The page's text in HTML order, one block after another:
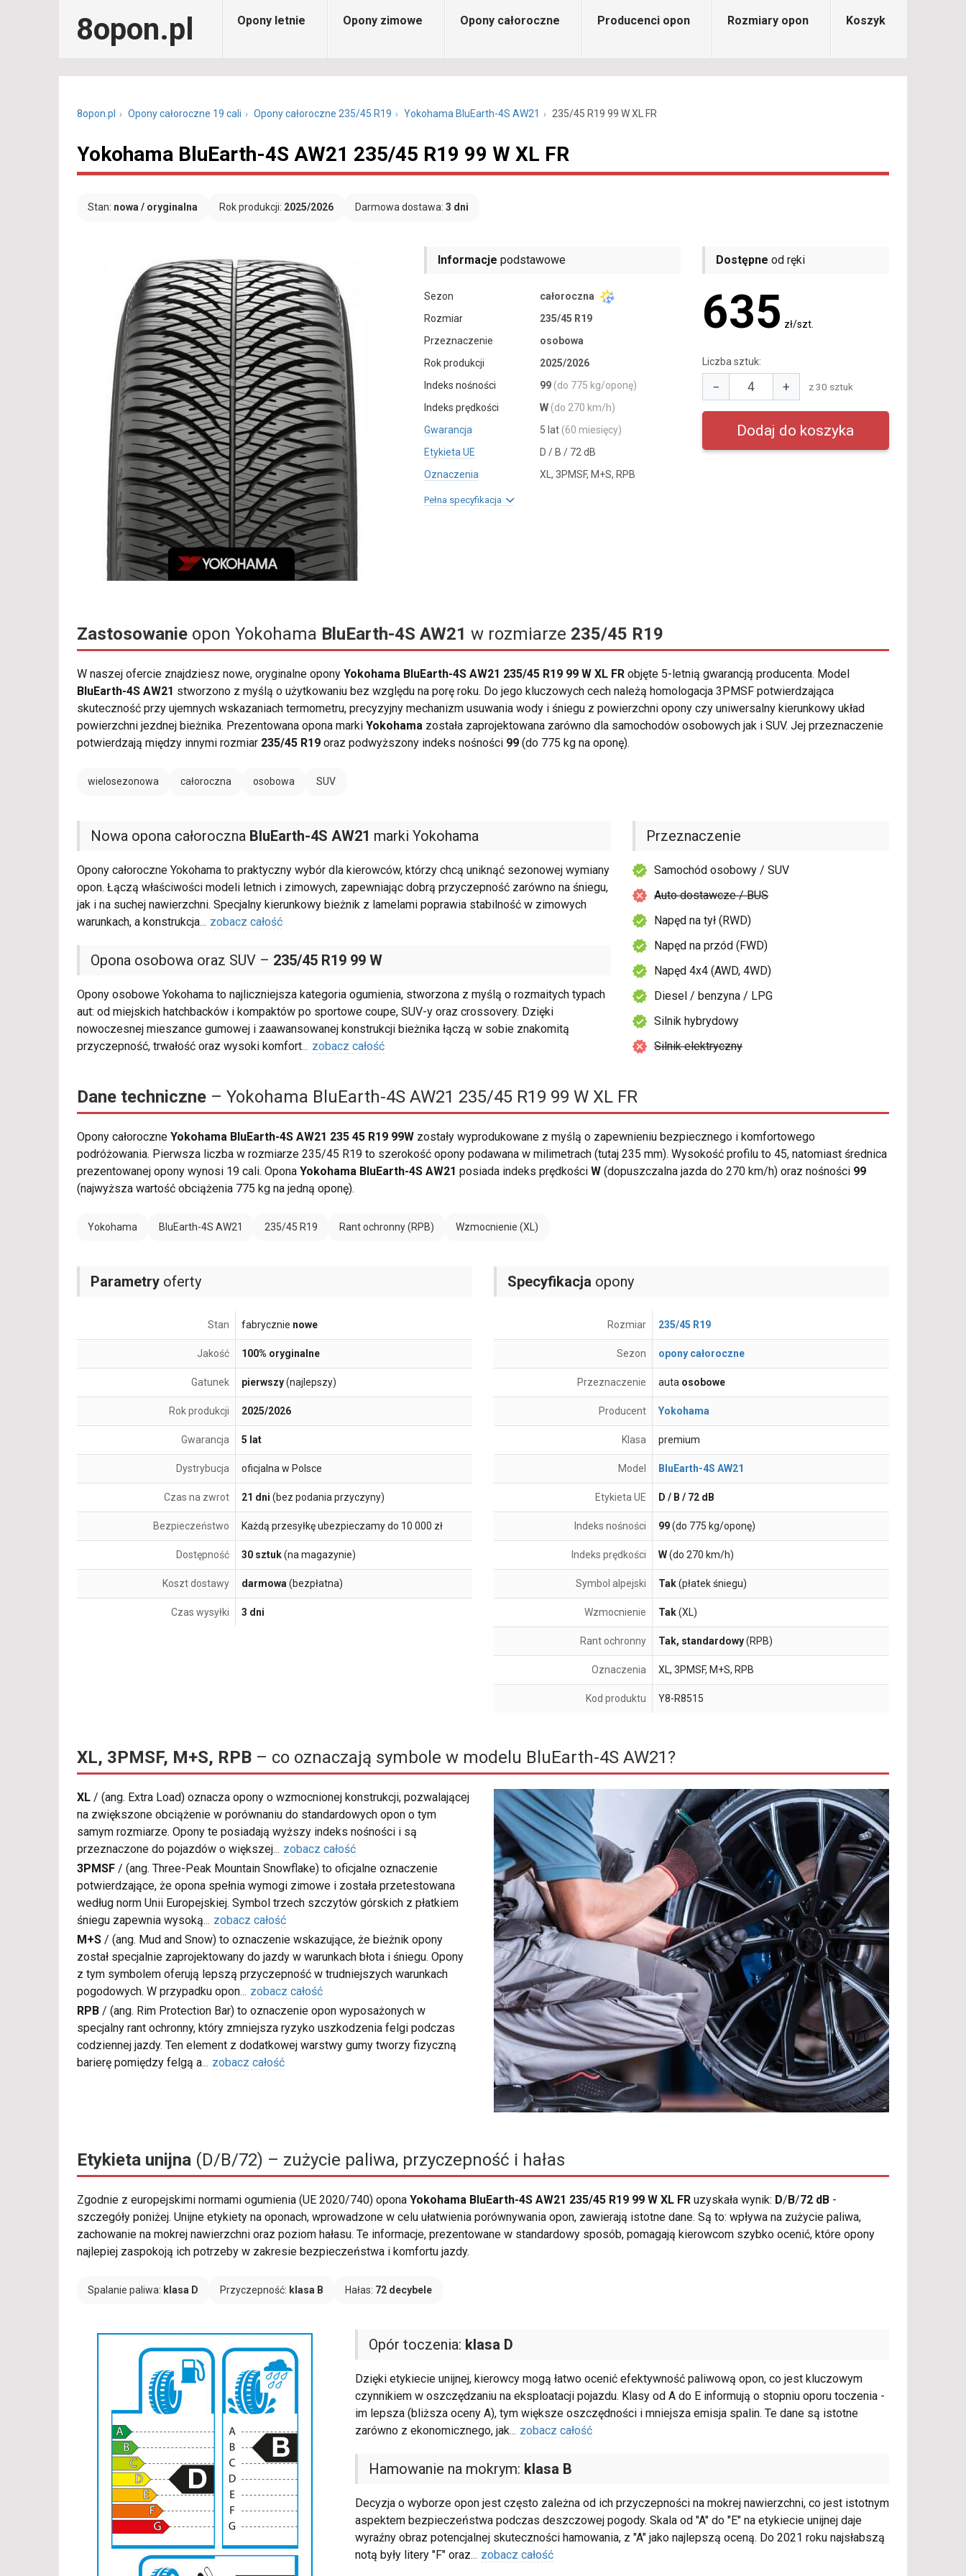
8opon.pl Opony letnie Opony zimowe Opony całoroczne Producenci opon Rozmiary opon Koszyk
8opon.pl Opony całoroczne 19 cali Opony całoroczne 235/45 R19 Yokohama BluEarth-4S AW21 235/45 R19 99 W XL FR
Yokohama BluEarth-4S AW21 235/45 R19 99 W XL FR
Stan: nowa / oryginalna Rok produkcji: 2025/2026 Darmowa dostawa: 3 dni
Informacje podstawowe
Sezon
całoroczna
Rozmiar
235/45 R19
Przeznaczenie
osobowa
Rok produkcji
2025/2026
Indeks nośności
99 (do 775 kg/oponę)
Indeks prędkości
W (do 270 km/h)
Gwarancja
5 lat (60 miesięcy)
Etykieta UE
D / B / 72 dB
Oznaczenia
XL, 3PMSF, M+S, RPB
Pełna specyfikacja
Dostępne od ręki
635 zł/szt.
Liczba sztuk:
− + z 30 sztuk
Zastosowanie opon Yokohama BluEarth-4S AW21 w rozmiarze 235/45 R19
W naszej ofercie znajdziesz nowe, oryginalne opony Yokohama BluEarth-4S AW21 235/45 R19 99 W XL FR objęte 5-letnią gwarancją producenta. Model
BluEarth-4S AW21 stworzono z myślą o użytkowaniu bez względu na porę roku. Do jego kluczowych cech należą homologacja 3PMSF potwierdzająca
skuteczność przy ujemnych wskazaniach termometru, precyzyjny mechanizm usuwania wody i śniegu z powierzchni opony czy uniwersalny kierunkowy układ
powierzchni jezdnej bieżnika. Prezentowana opona marki Yokohama została zaprojektowana zarówno dla samochodów osobowych jak i SUV. Jej przeznaczenie
potwierdzają między innymi rozmiar 235/45 R19 oraz podwyższony indeks nośności 99 (do 775 kg na oponę).
wielosezonowa całoroczna osobowa SUV
Nowa opona całoroczna BluEarth-4S AW21 marki Yokohama
Opony całoroczne Yokohama to praktyczny wybór dla kierowców, którzy chcą uniknąć sezonowej wymiany
opon. Łączą właściwości modeli letnich i zimowych, zapewniając dobrą przyczepność zarówno na śniegu,
jak i na suchej nawierzchni. Specjalny kierunkowy bieżnik z lamelami poprawia stabilność w zimowych
warunkach, a konstrukcja... zobacz całość
Opona osobowa oraz SUV – 235/45 R19 99 W
Opony osobowe Yokohama to najliczniejsza kategoria ogumienia, stworzona z myślą o rozmaitych typach
aut: od miejskich hatchbacków i kompaktów po sportowe coupe, SUV-y oraz crossovery. Dzięki
nowoczesnej mieszance gumowej i zaawansowanej konstrukcji bieżnika łączą w sobie znakomitą
przyczepność, trwałość oraz wysoki komfort... zobacz całość
Przeznaczenie
Samochód osobowy / SUV
Auto dostawcze / BUS
Napęd na tył (RWD)
Napęd na przód (FWD)
Napęd 4x4 (AWD, 4WD)
Diesel / benzyna / LPG
Silnik hybrydowy
Silnik elektryczny
Dane techniczne – Yokohama BluEarth-4S AW21 235/45 R19 99 W XL FR
Opony całoroczne Yokohama BluEarth-4S AW21 235 45 R19 99W zostały wyprodukowane z myślą o zapewnieniu bezpiecznego i komfortowego
podróżowania. Pierwsza liczba w rozmiarze 235/45 R19 to szerokość opony podawana w milimetrach (tutaj 235 mm). Wysokość profilu to 45, natomiast średnica
prezentowanej opony wynosi 19 cali. Opona Yokohama BluEarth-4S AW21 posiada indeks prędkości W (dopuszczalna jazda do 270 km/h) oraz nośności 99
(najwyższa wartość obciążenia 775 kg na jedną oponę).
Yokohama BluEarth-4S AW21 235/45 R19 Rant ochronny (RPB) Wzmocnienie (XL)
Parametry oferty
Stan fabrycznie nowe
Jakość 100% oryginalne
Gatunek pierwszy(najlepszy)
Rok produkcji 2025/2026
Gwarancja 5 lat
Dystrybucja oficjalna w Polsce
Czas na zwrot 21 dni (bez podania przyczyny)
Bezpieczeństwo Każdą przesyłkę ubezpieczamy do 10 000 zł
Dostępność 30 sztuk(na magazynie)
Koszt dostawy darmowa(bezpłatna)
Czas wysyłki 3 dni
Specyfikacja opony
Rozmiar 235/45 R19
Sezon opony całoroczne
Przeznaczenie auta osobowe
Producent Yokohama
Klasa premium
Model BluEarth-4S AW21
Etykieta UE D / B / 72 dB
Indeks nośności 99(do 775 kg/oponę)
Indeks prędkości W(do 270 km/h)
Symbol alpejski Tak(płatek śniegu)
Wzmocnienie Tak(XL)
Rant ochronny Tak, standardowy(RPB)
Oznaczenia XL, 3PMSF, M+S, RPB
Kod produktu Y8-R8515
XL, 3PMSF, M+S, RPB – co oznaczają symbole w modelu BluEarth-4S AW21?
XL / (ang. Extra Load) oznacza opony o wzmocnionej konstrukcji, pozwalającej
na zwiększone obciążenie w porównaniu do standardowych opon o tym
samym rozmiarze. Opony te posiadają wyższy indeks nośności i są
przeznaczone do pojazdów o większej... zobacz całość
3PMSF / (ang. Three-Peak Mountain Snowflake) to oficjalne oznaczenie
potwierdzające, że opona spełnia wymogi zimowe i została przetestowana
według norm Unii Europejskiej. Symbol trzech szczytów górskich z płatkiem
śniegu zapewnia wysoką... zobacz całość
M+S / (ang. Mud and Snow) to oznaczenie wskazujące, że bieżnik opony
został specjalnie zaprojektowany do jazdy w warunkach błota i śniegu. Opony
z tym symbolem oferują lepszą przyczepność w trudniejszych warunkach
pogodowych. W przypadku opon... zobacz całość
RPB / (ang. Rim Protection Bar) to oznaczenie opon wyposażonych w
specjalny rant ochronny, który zmniejsza ryzyko uszkodzenia felgi podczas
codziennej jazdy. Ten element z dodatkowej warstwy gumy tworzy fizyczną
barierę pomiędzy felgą a... zobacz całość
Etykieta unijna (D/B/72) – zużycie paliwa, przyczepność i hałas
Zgodnie z europejskimi normami ogumienia (UE 2020/740) opona Yokohama BluEarth-4S AW21 235/45 R19 99 W XL FR uzyskała wynik: D/ B/72 dB -
szczegóły poniżej. Unijne etykiety na oponach, wprowadzone w celu ułatwienia porównywania opon, zawierają istotne dane. Są to: wpływa na zużycie paliwa,
zachowanie na mokrej nawierzchni oraz poziom hałasu. Te informacje, prezentowane w standardowy sposób, pomagają kierowcom szybko ocenić, które opony
najlepiej zaspokoją ich potrzeby w zakresie bezpieczeństwa i komfortu jazdy.
Spalanie paliwa: klasa D Przyczepność: klasa B Hałas: 72 decybele
Opór toczenia: klasa D
Dzięki etykiecie unijnej, kierowcy mogą łatwo ocenić efektywność paliwową opon, co jest kluczowym
czynnikiem w oszczędzaniu na eksploatacji pojazdu. Klasy od A do E informują o stopniu oporu toczenia -
im lepsza (bliższa oceny A), tym większe oszczędności i mniejsza emisja spalin. Te dane są istotne
zarówno z ekonomicznego, jak... zobacz całość
Hamowanie na mokrym: klasa B
Decyzja o wyborze opon jest często zależna od ich przyczepności na mokrej nawierzchni, co jest istotnym
aspektem bezpieczeństwa podczas deszczowej pogody. Skala od "A" do "E" na etykiecie unijnej daje
wyraźny obraz potencjalnej skuteczności hamowania, z "A" jako najlepszą oceną. Do 2021 roku najsłabszą
notą były litery "F" oraz... zobacz całość